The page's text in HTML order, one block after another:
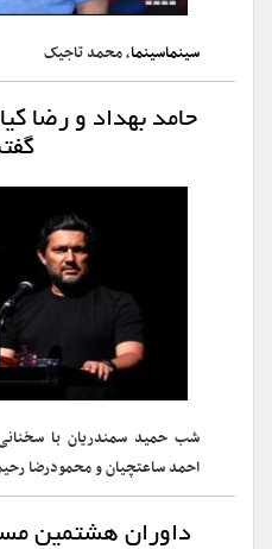
سینماسینما، محمد تاجیک
حامد بهداد و رضا
شب حمید سمندریان با سخنانی
احمد ساعتچیان و محمودرضا
داوران هشتمین